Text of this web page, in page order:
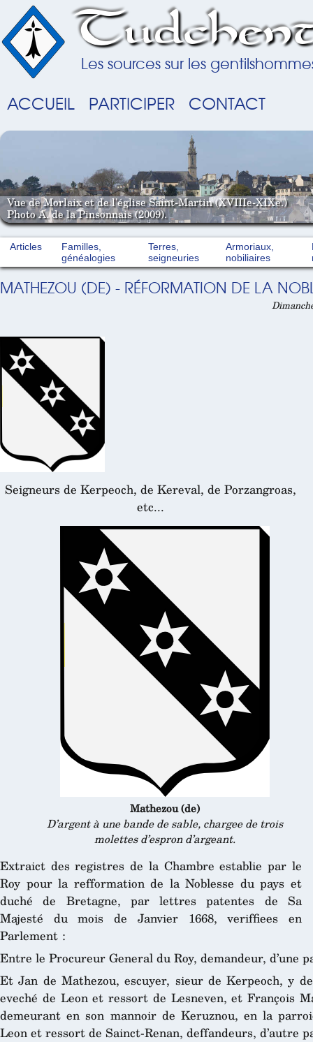
Les sources sur les
ACCUEIL PARTICIPER CONTACT
Vue de Morlaix et de l'église Saint-Martin (XVIIIe-XIXe.)
Photo A. de la Pinsonnais (2009).
Articles
Familles,
généalogies
Terres,
seigneuries
Armoriaux,
nobiliaires
MATHEZOU (DE) - RÉFORMATION DE LA
Seigneurs de Kerpeoch, de Kereval, de Porzangroas,
etc...
Mathezou (de)
D’argent à une bande de sable, chargee de trois
molettes d’espron d’argeant.
Extraict des registres de la Chambre establie par le
Roy pour la refformation de la Noblesse du pays et
duché de Bretagne, par lettres patentes de Sa
Majesté du mois de Janvier 1668, veriffiees en
Parlement :
Entre le Procureur General du Roy, demandeur, d’une
Et Jan de Mathezou, escuyer, sieur de Kerpeoch, y
eveché de Leon et ressort de Lesneven, et François
demeurant en son mannoir de Keruznou, en la
Leon et ressort de Sainct-Renan, deffandeurs, d’autre